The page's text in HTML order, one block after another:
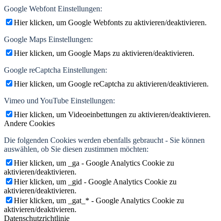
Google Webfont Einstellungen:
Hier klicken, um Google Webfonts zu aktivieren/deaktivieren.
Google Maps Einstellungen:
Hier klicken, um Google Maps zu aktivieren/deaktivieren.
Google reCaptcha Einstellungen:
Hier klicken, um Google reCaptcha zu aktivieren/deaktivieren.
Vimeo und YouTube Einstellungen:
Hier klicken, um Videoeinbettungen zu aktivieren/deaktivieren.
Andere Cookies
Die folgenden Cookies werden ebenfalls gebraucht - Sie können
auswählen, ob Sie diesen zustimmen möchten:
Hier klicken, um _ga - Google Analytics Cookie zu
aktivieren/deaktivieren.
Hier klicken, um _gid - Google Analytics Cookie zu
aktivieren/deaktivieren.
Hier klicken, um _gat_* - Google Analytics Cookie zu
aktivieren/deaktivieren.
Datenschutzrichtlinie